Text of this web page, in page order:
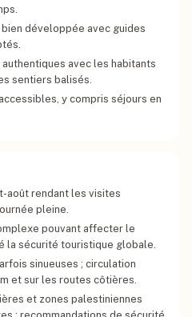
développée avec guides
avec les habitants
sentiers balisés.
y compris séjours en
août rendant les visites
pleine.
pouvant affecter le
la sécurité touristique globale.
sinueuses ; circulation
et sur les routes côtières.
et zones palestiniennes